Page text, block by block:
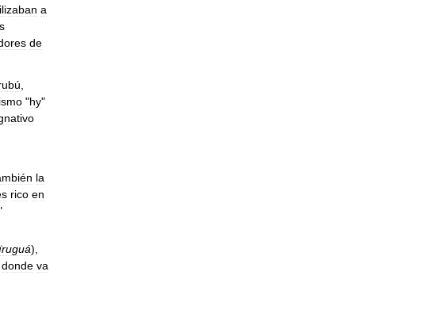
a
de
,
"hy"
la
rico en
),
donde va